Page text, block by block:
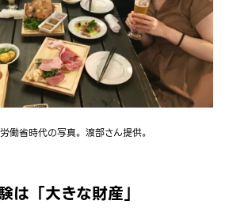
働省時代の写真。渡部さん提供。
は「大きな財産」